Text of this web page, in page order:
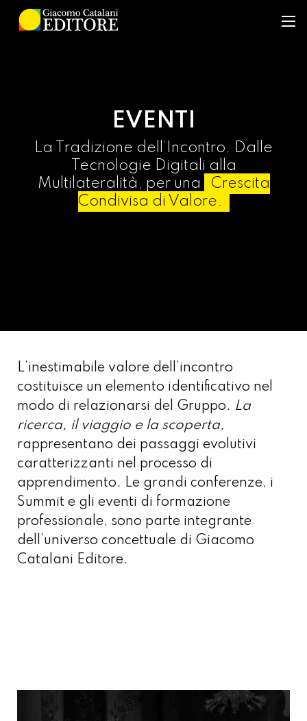
EVENTI
La Tradizione dell’Incontro. Dalle
Tecnologie Digitali alla
Multilateralità, per una
Crescita
Condivisa di Valore.
L’inestimabile valore dell’incontro
costituisce un elemento identificativo nel
modo di relazionarsi del Gruppo. La
ricerca, il viaggio e la scoperta,
rappresentano dei passaggi evolutivi
caratterizzanti nel processo di
apprendimento. Le grandi conferenze, i
Summit e gli eventi di formazione
professionale, sono parte integrante
dell’universo concettuale di Giacomo
Catalani Editore.